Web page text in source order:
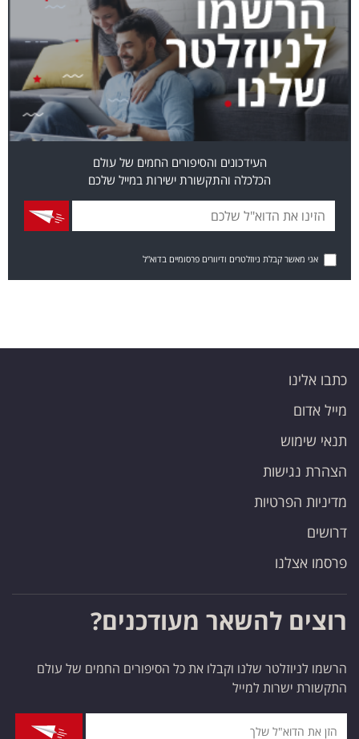
העידכונים והסיפורים החמים של עולם
הכלכלה והתקשורת ישירות במייל שלכם
אני מאשר קבלת ניוזלטרים ודיוורים פרסומיים בדוא"ל
כתבו אלינו
מייל אדום
תנאי שימוש
הצהרת נגישות
מדיניות הפרטיות
דרושים
פרסמו אצלנו
רוצים להשאר מעודכנים?
הרשמו לניוזלטר שלנו וקבלו את כל הסיפורים החמים של עולם
התקשורת ישרות למייל